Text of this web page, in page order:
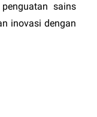
sains
inovasi dengan